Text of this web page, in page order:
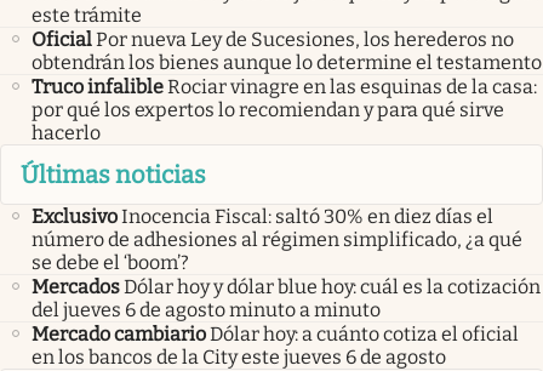
este trámite
OficialPor nueva Ley de Sucesiones, los herederos no
obtendrán los bienes aunque lo determine el testamento
Truco infalibleRociar vinagre en las esquinas de la casa:
por qué los expertos lo recomiendan y para qué sirve
hacerlo
Últimas noticias
ExclusivoInocencia Fiscal: saltó 30% en diez días el
número de adhesiones al régimen simplificado, ¿a qué
se debe el ‘boom’?
MercadosDólar hoy y dólar blue hoy: cuál es la cotización
del jueves 6 de agosto minuto a minuto
Mercado cambiarioDólar hoy: a cuánto cotiza el oficial
en los bancos de la City este jueves 6 de agosto